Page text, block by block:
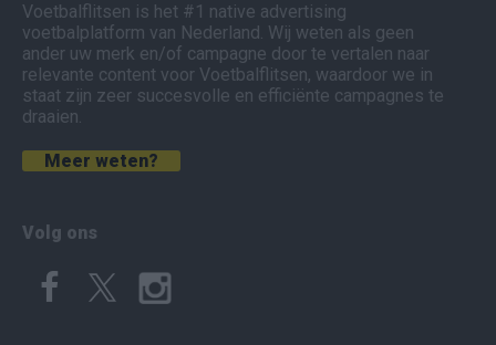
Voetbalflitsen is het #1 native advertising
voetbalplatform van Nederland. Wij weten als geen
ander uw merk en/of campagne door te vertalen naar
relevante content voor Voetbalflitsen, waardoor we in
staat zijn zeer succesvolle en efficiënte campagnes te
draaien.
Meer weten?
Volg ons